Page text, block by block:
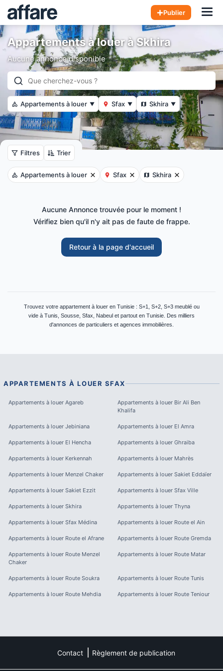
Publier
Appartements à louer à Skhira
Aucune annonce disponible
Appartements à louer ▼ Sfax ▼ Skhira ▼
Filtres Trier
Appartements à louer Sfax Skhira
Aucune Annonce trouvée pour le moment !
Vérifiez bien qu'il n'y ait pas de faute de frappe.
Retour à la page d'accueil
Trouvez votre appartement à louer en Tunisie : S+1, S+2, S+3 meublé ou
vide à Tunis, Sousse, Sfax, Nabeul et partout en Tunisie. Des milliers
d'annonces de particuliers et agences immobilières.
APPARTEMENTS À LOUER SFAX
Appartements à louer Agareb Appartements à louer Bir Ali Ben
Khalifa
Appartements à louer Jebiniana Appartements à louer El Amra
Appartements à louer El Hencha Appartements à louer Ghraiba
Appartements à louer Kerkennah Appartements à louer Mahrès
Appartements à louer Menzel Chaker Appartements à louer Sakiet Eddaïer
Appartements à louer Sakiet Ezzit Appartements à louer Sfax Ville
Appartements à louer Skhira Appartements à louer Thyna
Appartements à louer Sfax Médina Appartements à louer Route el Ain
Appartements à louer Route el Afrane Appartements à louer Route Gremda
Appartements à louer Route Menzel
Chaker
Appartements à louer Route Matar
Appartements à louer Route Soukra Appartements à louer Route Tunis
Appartements à louer Route Mehdia Appartements à louer Route Teniour
Contact Règlement de publication